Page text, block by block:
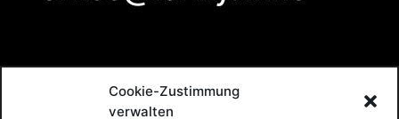
Cookie-Zustimmung
verwalten
Cookie Auschluss